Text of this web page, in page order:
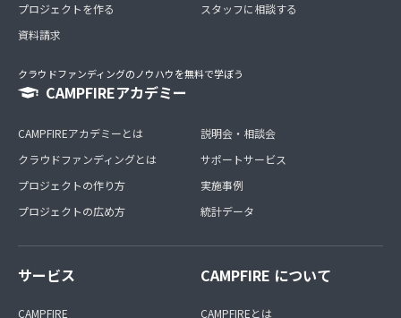
プロジェクトを作る
資料請求
スタッフに相談する
クラウドファンディングのノウハウを無料で学ぼう
CAMPFIREアカデミー
CAMPFIREアカデミーとは
クラウドファンディングとは
プロジェクトの作り方
プロジェクトの広め方
説明会・相談会
サポートサービス
実施事例
統計データ
サービス
CAMPFIRE
CAMPFIRE について
CAMPFIREとは